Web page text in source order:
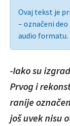
Ovaj tekst je
– označeni
audio formatu.
-Iako su
Prvog i
ranije
još uvek nisu